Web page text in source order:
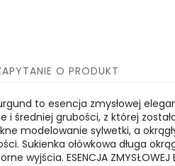
O PRODUKT
to esencja zmysłowej
i średniej grubości, z której
modelowanie sylwetki, a
Sukienka ołówkowa długa
wyjścia. ESENCJA ZMYSŁOWEJ